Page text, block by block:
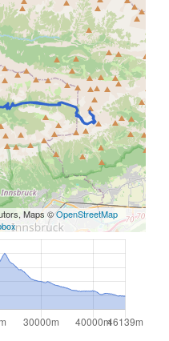
Maps ©OpenStreetMap